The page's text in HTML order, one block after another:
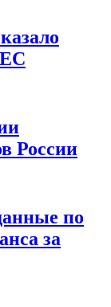
ЕС
России
по
за